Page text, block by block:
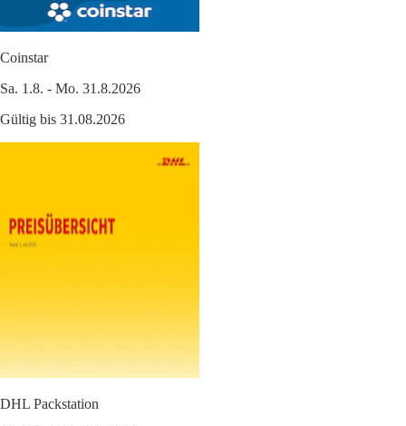
Coinstar
Sa. 1.8. - Mo. 31.8.2026
Gültig bis 31.08.2026
DHL Packstation